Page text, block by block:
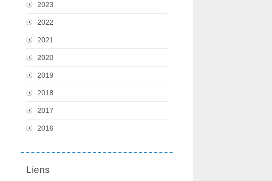
2023
2022
2021
2020
2019
2018
2017
2016
Liens